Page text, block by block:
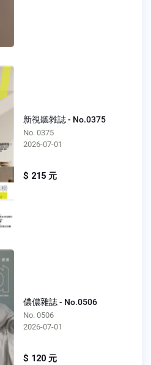
新視聽雜誌 - No.0375
No. 0375
2026-07-01
$ 215 元
儂儂雜誌 - No.0506
No. 0506
2026-07-01
$ 120 元